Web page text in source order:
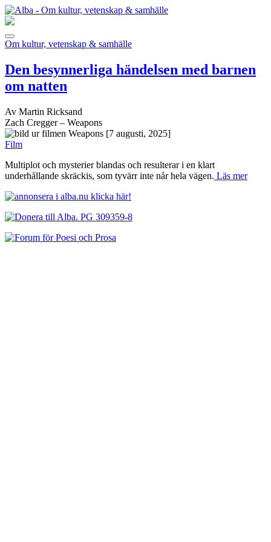
Om kultur, vetenskap & samhälle
Den besynnerliga händelsen med barnen
om natten
Av Martin Ricksand
Zach Cregger – Weapons
[7 augusti, 2025]
Film
Multiplot och mysterier blandas och resulterar i en klart
underhållande skräckis, som tyvärr inte når hela vägen. Läs mer